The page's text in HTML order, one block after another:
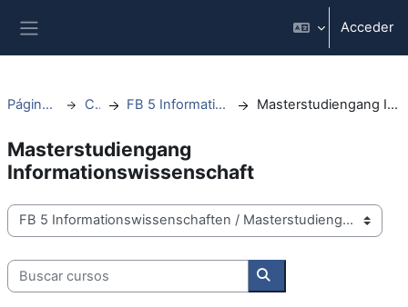
Acceder
Página Principal Cursos FB 5 Informationswissenschaften Masterstudiengang Informationswissenschaft
Masterstudiengang
Informationswissenschaft
Categorías
Buscar cursos
Buscar cursos